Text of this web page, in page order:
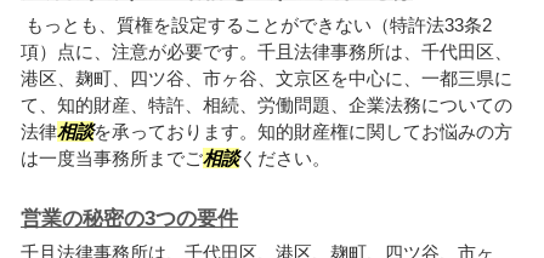
もっとも、質権を設定することができない（特許法33条2
項）点に、注意が必要です。千且法律事務所は、千代田区、
港区、麹町、四ツ谷、市ヶ谷、文京区を中心に、一都三県に
て、知的財産、特許、相続、労働問題、企業法務についての
法律相談を承っております。知的財産権に関してお悩みの方
は一度当事務所までご相談ください。
営業の秘密の3つの要件
千且法律事務所は、千代田区、港区、麹町、四ツ谷、市ヶ